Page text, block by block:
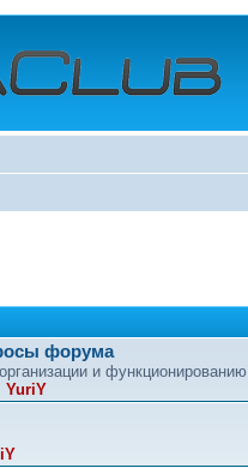
форума
и
YuriY